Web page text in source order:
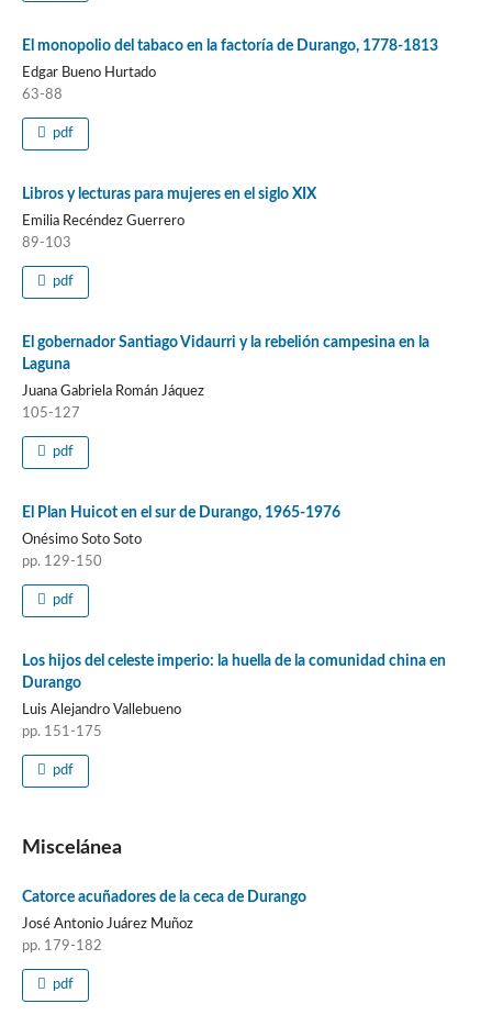
El monopolio del tabaco en la factoría de Durango, 1778-1813
Edgar Bueno Hurtado
63-88
pdf
Libros y lecturas para mujeres en el siglo XIX
Emilia Recéndez Guerrero
89-103
pdf
El gobernador Santiago Vidaurri y la rebelión campesina en la
Laguna
Juana Gabriela Román Jáquez
105-127
pdf
El Plan Huicot en el sur de Durango, 1965-1976
Onésimo Soto Soto
pp. 129-150
pdf
Los hijos del celeste imperio: la huella de la comunidad china en
Durango
Luis Alejandro Vallebueno
pp. 151-175
pdf
Miscelánea
Catorce acuñadores de la ceca de Durango
José Antonio Juárez Muñoz
pp. 179-182
pdf